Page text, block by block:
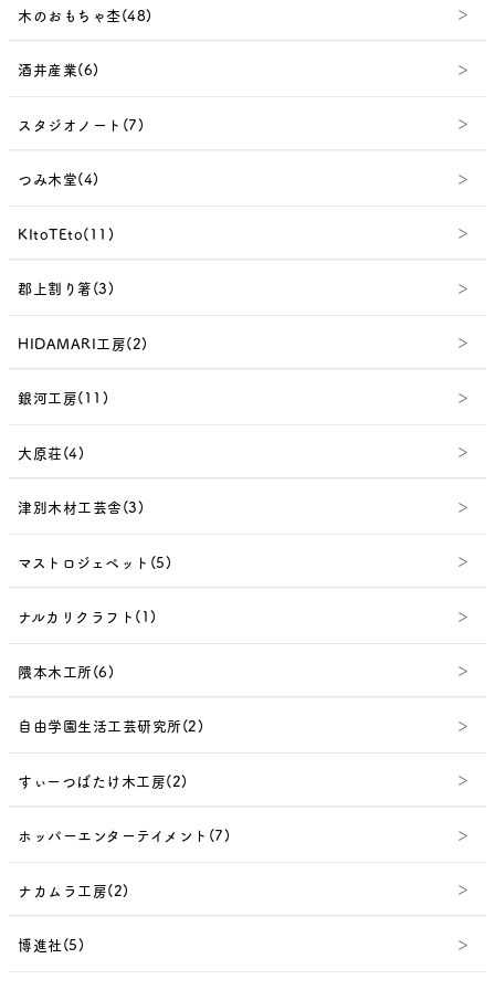
木のおもちゃ杢(48)
酒井産業(6)
スタジオノート(7)
つみ木堂(4)
KItoTEto(11)
郡上割り箸(3)
HIDAMARI工房(2)
銀河工房(11)
大原荘(4)
津別木材工芸舎(3)
マストロジェペット(5)
ナルカリクラフト(1)
隈本木工所(6)
自由学園生活工芸研究所(2)
すぃーつばたけ木工房(2)
ホッパーエンターテイメント(7)
ナカムラ工房(2)
博進社(5)